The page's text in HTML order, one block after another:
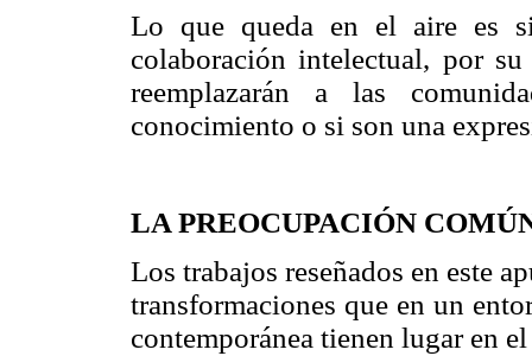
Lo que queda en el aire es si
colaboración intelectual, por
reemplazarán a las
conocimiento o si son una
LA PREOCUPACIÓN
Los trabajos reseñados en este
transformaciones que en un
contemporánea tienen lugar en